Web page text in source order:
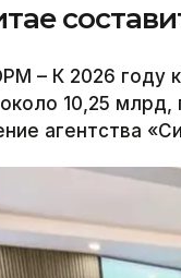
– К 2026 году
около 10,25
агентства